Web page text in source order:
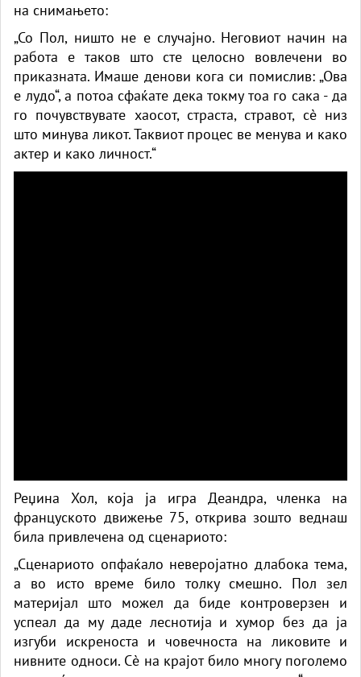
на снимањето:
„Со Пол, ништо не е случајно. Неговиот начин на
работа е таков што сте целосно вовлечени во
приказната. Имаше денови кога си помислив: „Ова
е лудо“, а потоа сфаќате дека токму тоа го сака - да
го почувствувате хаосот, страста, стравот, сè низ
што минува ликот. Таквиот процес ве менува и како
актер и како личност.“
Реџина Хол, која ја игра Деандра, членка на
француското движење 75, открива зошто веднаш
била привлечена од сценариото:
„Сценариото опфаќало неверојатно длабока тема,
а во исто време било толку смешно. Пол зел
материјал што можел да биде контроверзен и
успеал да му даде леснотија и хумор без да ја
изгуби искреноста и човечноста на ликовите и
нивните односи. Сè на крајот било многу поголемо